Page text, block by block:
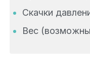
Скачки
Вес